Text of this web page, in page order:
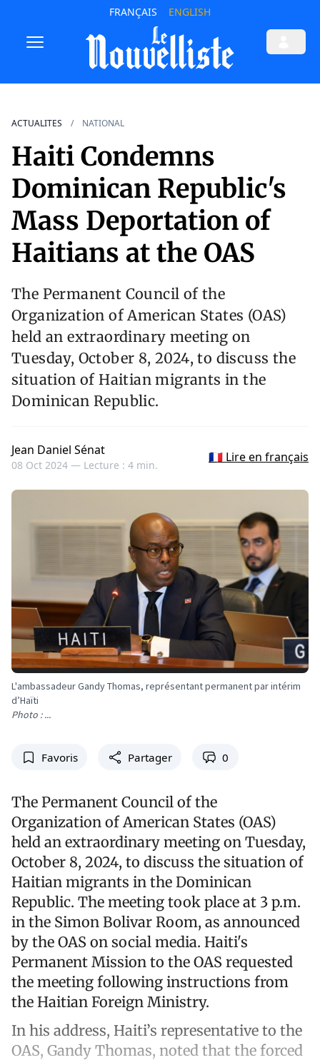
FRANÇAIS ENGLISH
ACTUALITES NATIONAL
Haiti Condemns
Dominican Republic's
Mass Deportation of
Haitians at the OAS
The Permanent Council of the
Organization of American States (OAS)
held an extraordinary meeting on
Tuesday, October 8, 2024, to discuss the
situation of Haitian migrants in the
Dominican Republic.
Jean Daniel Sénat
08 Oct 2024 — Lecture : 4 min.
🇫🇷 Lire en français
L'ambassadeur Gandy Thomas, représentant permanent par intérim
d’Haïti
Photo : ...
Favoris Partager 0
The Permanent Council of the
Organization of American States (OAS)
held an extraordinary meeting on Tuesday,
October 8, 2024, to discuss the situation of
Haitian migrants in the Dominican
Republic. The meeting took place at 3 p.m.
in the Simon Bolivar Room, as announced
by the OAS on social media. Haiti's
Permanent Mission to the OAS requested
the meeting following instructions from
the Haitian Foreign Ministry.
In his address, Haiti’s representative to the
OAS, Gandy Thomas, noted that the forced